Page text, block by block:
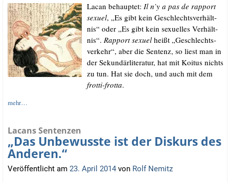
Lacan behaup­tet: Il n’y a pas de rap­port
sexu­el, „Es gibt kein Geschlechts­ver­hält­
nis“ oder „Es gibt kein sexu­el­les Ver­hält­
nis“. Rap­port sexu­el heißt „Geschlechts­
ver­kehr“, aber die Sen­tenz, so liest man in
der Sekun­där­li­te­ra­tur, hat mit Koitus nichts
zu tun. Hat sie doch, und auch mit dem
frot­ti-frot­ta.
mehr…
Lacans Sentenzen
„Das Unbewusste ist der Diskurs des
Anderen.“
Veröffentlicht am 23. April 2014 von Rolf Nemitz